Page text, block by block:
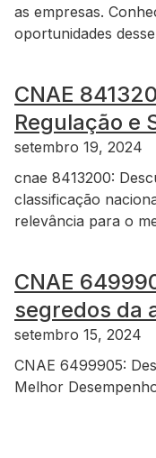
as empresas.
oportunidades
CNAE
Regulação e
setembro 19, 2024
cnae 8413200:
classificação
relevância para o
CNAE
segredos da
setembro 15, 2024
CNAE 6499905:
Melhor